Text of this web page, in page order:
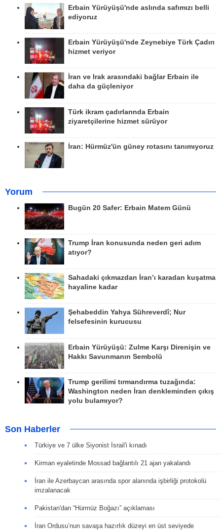
Erbain Yürüyüşü'nde aslında safımızı belli
ediyoruz
Erbain Yürüyüşü'nde Zeynebiye Türk Çadırı
hizmet veriyor
İran ve Irak arasındaki bağlar Erbain ile
daha da güçleniyor
Türk ikram çadırlarında Erbain
ziyaretçilerine hizmet sürüyor
İran: Hürmüz'ün güney rotasını tanımıyoruz
Yorum
Bugün 20 Safer: Erbain Matem Günü
Trump İran konusunda neden geri adım
atıyor?
Sahadaki çıkmazdan İran’ı karadan kuşatma
hayaline kadar
Şehabeddin Yahya Sühreverdî; Nur
felsefesinin kurucusu
Erbain Yürüyüşü: Zulme Karşı Direnişin ve
Hakkı Savunmanın Sembolü
Trump gerilimi tırmandırma tuzağında:
Washington neden İran denkleminden çıkış
yolu bulamıyor?
Son Haberler
Türkiye ve 7 ülke Siyonist İsrail'i kınadı
Kirman eyaletinde Mossad bağlantılı 21 ajan yakalandı
İran ile Azerbaycan arasında spor alanında işbirliği protokolü
imzalanacak
Pakistan'dan “Hürmüz Boğazı” açıklaması
İran Ordusu’nun savaşa hazırlık düzeyi en üst seviyede